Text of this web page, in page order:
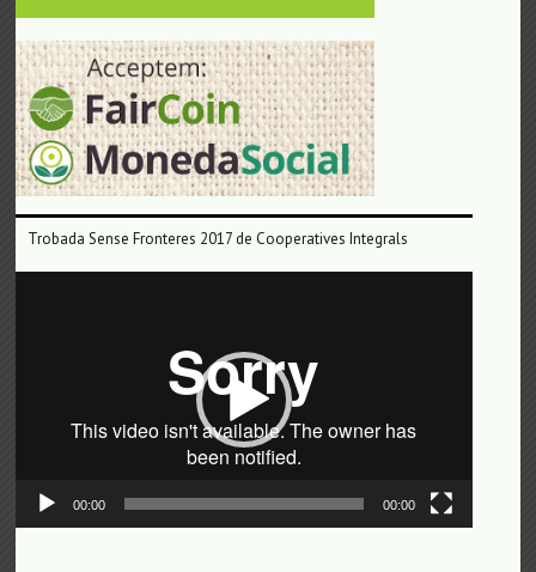
Trobada Sense Fronteres 2017 de Cooperatives Integrals
00:00 00:00